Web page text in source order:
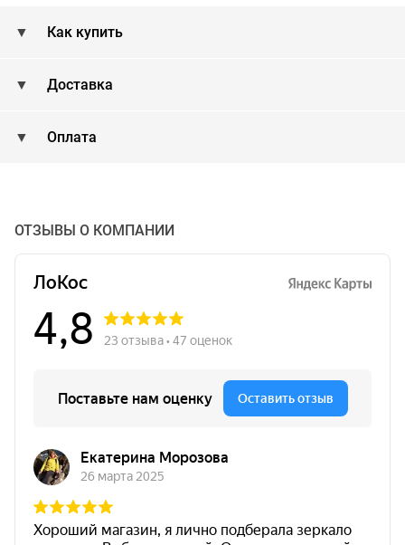
Как купить
Доставка
Оплата
ОТЗЫВЫ О КОМПАНИИ